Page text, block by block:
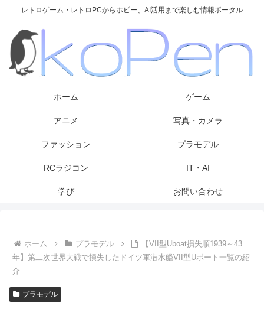
レトロゲーム・レトロPCからホビー、AI活用まで楽しむ情報ポータル
ホーム ゲーム
アニメ 写真・カメラ
ファッション プラモデル
RCラジコン IT・AI
学び お問い合わせ
ホーム プラモデル
【VII型Uboat損失順1939～43
年】第二次世界大戦で損失したドイツ軍潜水艦VII型Uボート一覧の紹
介
プラモデル